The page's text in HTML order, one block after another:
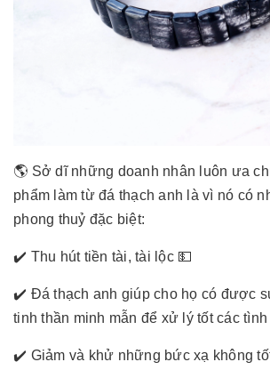
🌎 Sở dĩ những doanh nhân luôn ưa
phẩm làm từ đá thạch anh là vì nó có
phong thuỷ đặc biệt:
✔️ Thu hút tiền tài, tài lộc 💵
✔️ Đá thạch anh giúp cho họ có được
tinh thần minh mẫn để xử lý tốt các
✔️ Giảm và khử những bức xạ không